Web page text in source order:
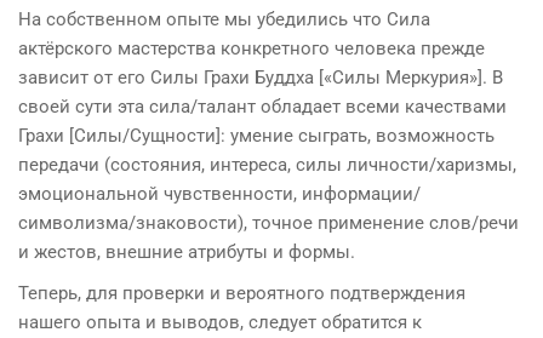
На собственном опыте мы убедились что Сила
актёрского мастерства конкретного человека прежде
зависит от его Силы Грахи Буддха [«Силы Меркурия»]. В
своей сути эта сила/талант обладает всеми качествами
Грахи [Силы/Сущности]: умение сыграть, возможность
передачи (состояния, интереса, силы личности/харизмы,
эмоциональной чувственности, информации/
символизма/знаковости), точное применение слов/речи
и жестов, внешние атрибуты и формы.
Теперь, для проверки и вероятного подтверждения
нашего опыта и выводов, следует обратится к